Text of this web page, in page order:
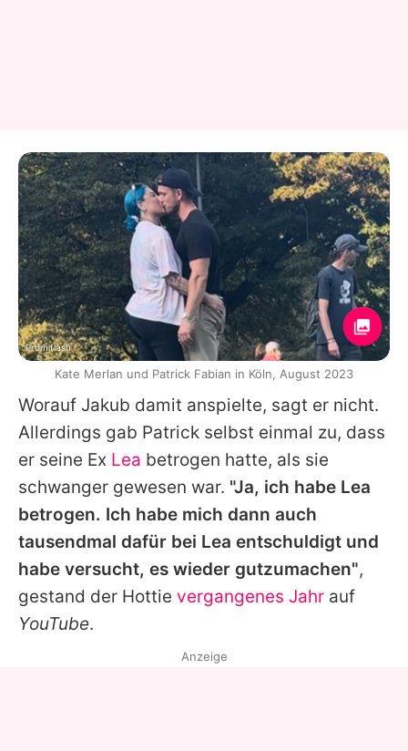
Worauf Jakub damit anspielte, sagt er nicht.
Allerdings gab Patrick selbst einmal zu, dass
er seine Ex Lea betrogen hatte, als sie
schwanger gewesen war. "Ja, ich habe Lea
betrogen. Ich habe mich dann auch
tausendmal dafür bei Lea entschuldigt und
habe versucht, es wieder gutzumachen",
gestand der Hottie vergangenes Jahr auf
YouTube.
Promiflash
Kate Merlan und Patrick Fabian in Köln, August 2023
Anzeige